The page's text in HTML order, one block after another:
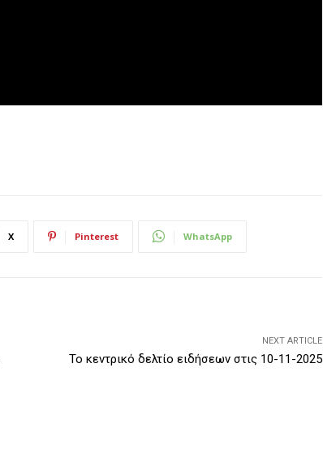
X Pinterest WhatsApp
NEXT ARTICLE
Το κεντρικό δελτίο ειδήσεων στις 10-11-2025